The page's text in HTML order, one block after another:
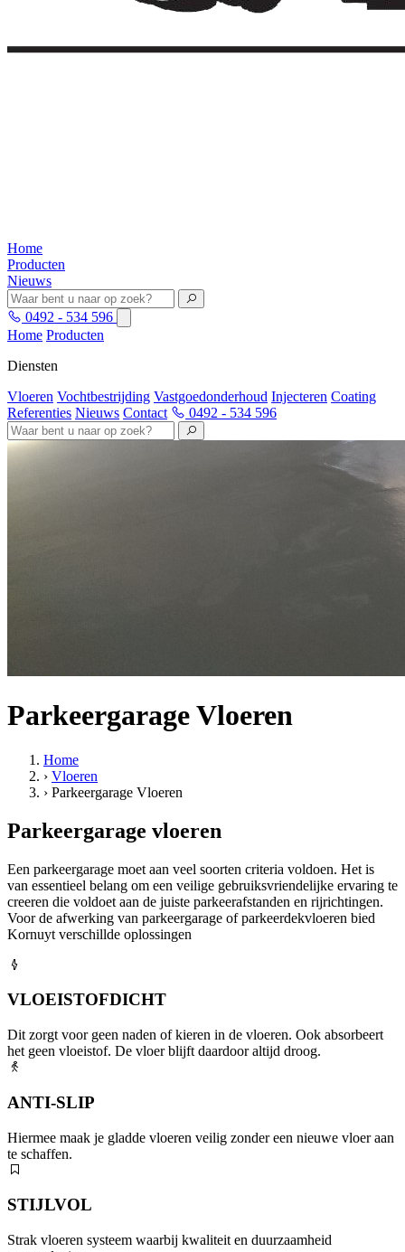
Home
Producten
Nieuws
0492 - 534 596
Home Producten
Diensten
Vloeren Vochtbestrijding Vastgoedonderhoud Injecteren Coating
Referenties Nieuws Contact 0492 - 534 596
Parkeergarage Vloeren
Home
› Vloeren
› Parkeergarage Vloeren
Parkeergarage vloeren
Een parkeergarage moet aan veel soorten criteria voldoen. Het is
van essentieel belang om een veilige gebruiksvriendelijke ervaring te
creeren die voldoet aan de juiste parkeerafstanden en rijrichtingen.
Voor de afwerking van parkeergarage of parkeerdekvloeren bied
Kornuyt verschillde oplossingen
VLOEISTOFDICHT
Dit zorgt voor geen naden of kieren in de vloeren. Ook absorbeert
het geen vloeistof. De vloer blijft daardoor altijd droog.
ANTI-SLIP
Hiermee maak je gladde vloeren veilig zonder een nieuwe vloer aan
te schaffen.
STIJLVOL
Strak vloeren systeem waarbij kwaliteit en duurzaamheid